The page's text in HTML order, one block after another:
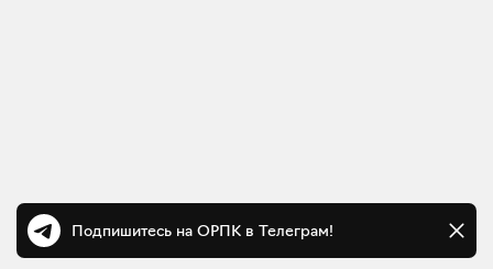
Подпишитесь на ОРПК в Телеграм!